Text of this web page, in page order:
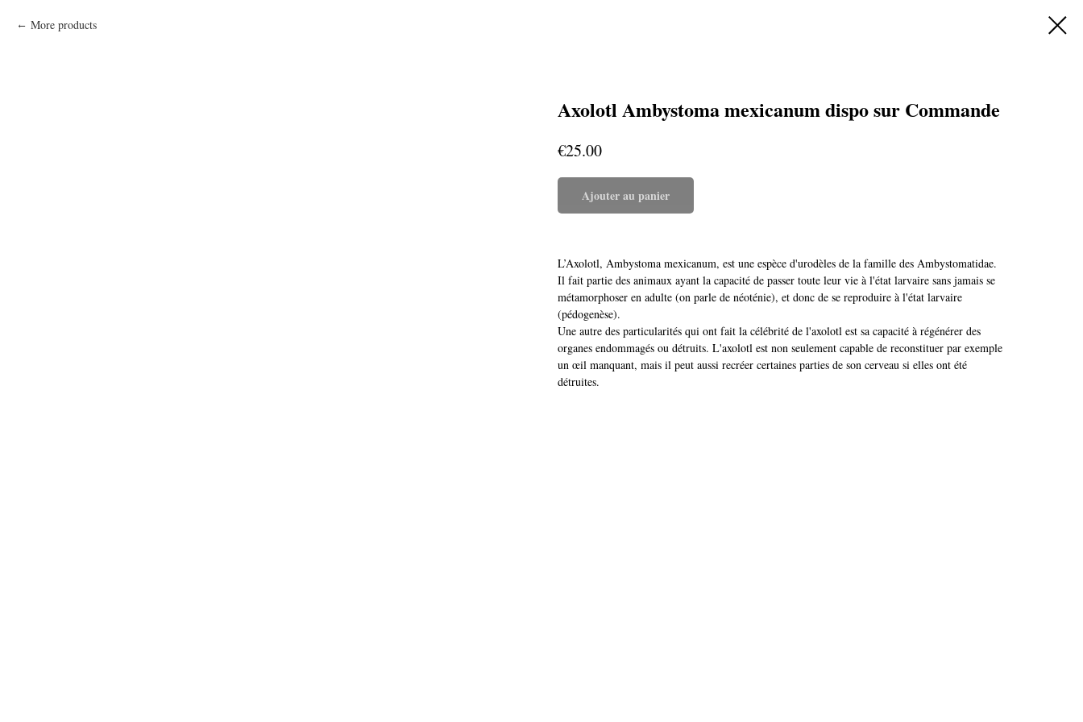
More products
Axolotl Ambystoma mexicanum dispo sur Commande
€25.00
Ajouter au panier
L’Axolotl, Ambystoma mexicanum, est une espèce d'urodèles de la famille des Ambystomatidae.
Il fait partie des animaux ayant la capacité de passer toute leur vie à l'état larvaire sans jamais se
métamorphoser en adulte (on parle de néoténie), et donc de se reproduire à l'état larvaire
(pédogenèse).
Une autre des particularités qui ont fait la célébrité de l'axolotl est sa capacité à régénérer des
organes endommagés ou détruits. L'axolotl est non seulement capable de reconstituer par exemple
un œil manquant, mais il peut aussi recréer certaines parties de son cerveau si elles ont été
détruites.